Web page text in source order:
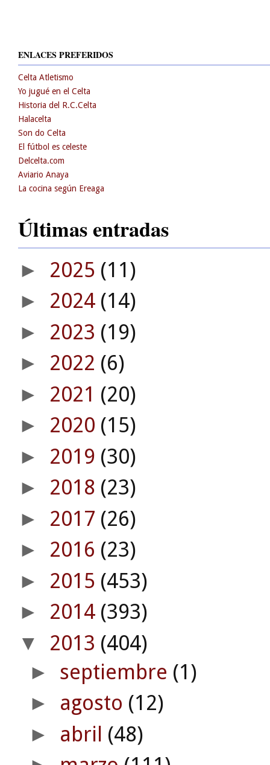
ENLACES PREFERIDOS
Celta Atletismo
Yo jugué en el Celta
Historia del R.C.Celta
Halacelta
Son do Celta
El fútbol es celeste
Delcelta.com
Aviario Anaya
La cocina según Ereaga
Últimas entradas
► 2025 (11)
► 2024 (14)
► 2023 (19)
► 2022 (6)
► 2021 (20)
► 2020 (15)
► 2019 (30)
► 2018 (23)
► 2017 (26)
► 2016 (23)
► 2015 (453)
► 2014 (393)
▼ 2013 (404)
► septiembre (1)
► agosto (12)
► abril (48)